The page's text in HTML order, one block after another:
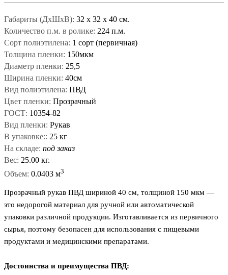
Габариты (ДxШxВ): 32 x 32 x 40 см.
Количество п.м. в ролике: 224 п.м.
Сорт полиэтилена: 1 сорт (первичная)
Толщина пленки: 150мкм
Диаметр пленки: 25,5
Ширина пленки: 40см
Вид полиэтилена: ПВД
Цвет пленки: Прозрачный
ГОСТ: 10354-82
Вид пленки: Рукав
В упаковке:: 25 кг
На складе: под заказ
Вес: 25.00 кг.
Объем: 0.0403 м3
Прозрачный рукав ПВД шириной 40 см, толщиной 150 мкм —
это недорогой материал для ручной или автоматической
упаковки различной продукции. Изготавливается из первичного
сырья, поэтому безопасен для использования с пищевыми
продуктами и медицинскими препаратами.
Достоинства и преимущества ПВД: